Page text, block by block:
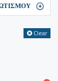
Clear